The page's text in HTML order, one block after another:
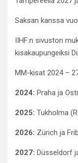
Saksan kanssa
IIHF:n sivuston
kisakaupungeiksi
MM-kisat 2024 –
2024: Praha ja
2025: Tukholma
2026: Zürich ja
2027: Düsseldorf